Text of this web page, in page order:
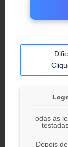
Todas as
Depois